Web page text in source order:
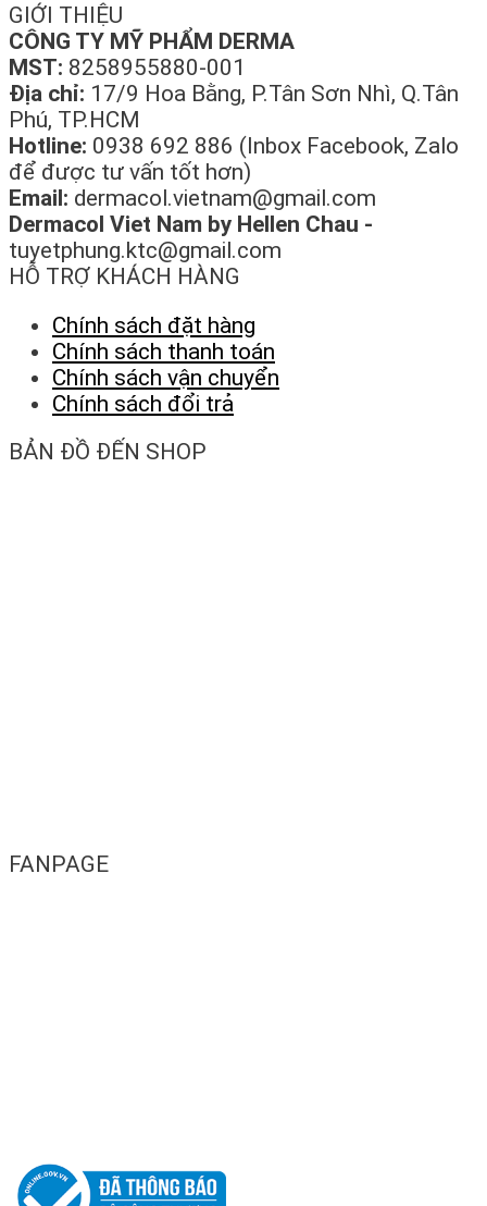
GIỚI THIỆU
CÔNG TY MỸ PHẨM DERMA
MST: 8258955880-001
Địa chỉ: 17/9 Hoa Bằng, P.Tân Sơn Nhì, Q.Tân
Phú, TP.HCM
Hotline: 0938 692 886 (Inbox Facebook, Zalo
để được tư vấn tốt hơn)
Email: dermacol.vietnam@gmail.com
Dermacol Viet Nam by Hellen Chau -
tuyetphung.ktc@gmail.com
HỖ TRỢ KHÁCH HÀNG
Chính sách đặt hàng
Chính sách thanh toán
Chính sách vận chuyển
Chính sách đổi trả
BẢN ĐỒ ĐẾN SHOP
FANPAGE